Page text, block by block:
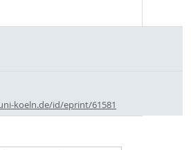
koeln.de/id/eprint/61581